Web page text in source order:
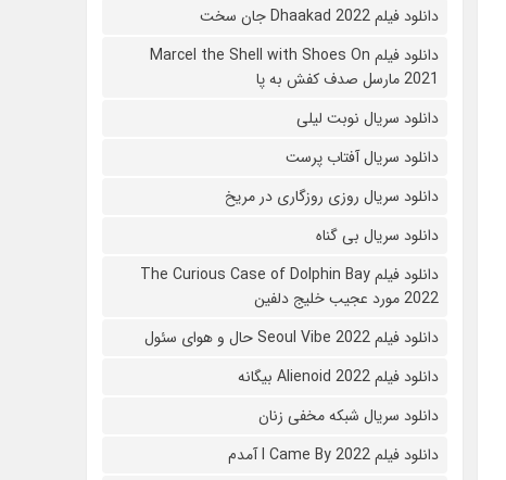
دانلود فیلم Dhaakad 2022 جان سخت
دانلود فیلم Marcel the Shell with Shoes On
2021 مارسل صدف کفش به پا
دانلود سریال نوبت لیلی
دانلود سریال آفتاب پرست
دانلود سریال روزی روزگاری در مریخ
دانلود سریال بی گناه
دانلود فیلم The Curious Case of Dolphin Bay
2022 مورد عجیب خلیج دلفین
دانلود فیلم Seoul Vibe 2022 حال و هوای سئول
دانلود فیلم Alienoid 2022 بیگانه
دانلود سریال شبکه مخفی زنان
دانلود فیلم I Came By 2022 آمدم